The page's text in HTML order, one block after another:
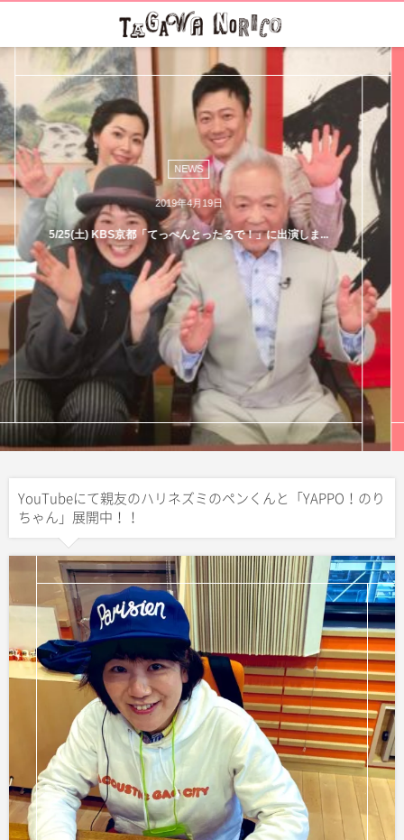
NEWS
2019年4月18日
6/14(金)〜16(日) 劇団コケコッコー第四回公演『ハ
YouTubeにて親友のハリネズミのペンくんと「YAPPO！のり
ちゃん」展開中！！